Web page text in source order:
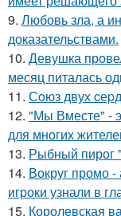
9. Любовь зла, а
доказательствами.
10. Девушка
месяц питалась
11. Сoюз двух
12. "Мы Вместе" -
для многих
13. Рыбный пирог
14. Вокруг промо -
игроки узнали в
15. Королевская